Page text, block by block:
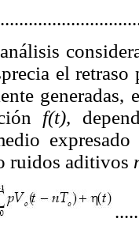
el
f(t),
ruidos aditivos